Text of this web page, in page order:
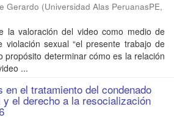
Gerardo (Universidad Alas PeruanasPE,
la valoración del video como medio de
sexual “el presente trabajo de
propósito determinar cómo es la relación
...
en el tratamiento del condenado
el derecho a la resocialización